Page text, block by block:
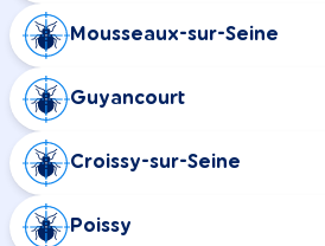
Mousseaux-sur-Seine
Guyancourt
Croissy-sur-Seine
Poissy